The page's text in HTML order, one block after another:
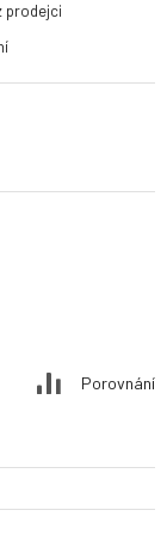
prodejci
Porovnání